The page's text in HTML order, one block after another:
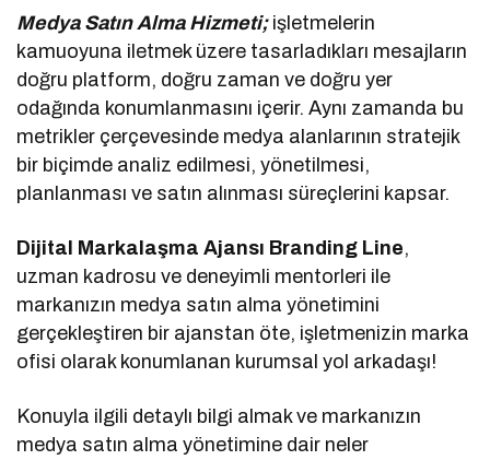
Medya Satın Alma Hizmeti;işletmelerin
kamuoyuna iletmek üzere tasarladıkları mesajların
doğru platform, doğru zaman ve doğru yer
odağında konumlanmasını içerir. Aynı zamanda bu
metrikler çerçevesinde medya alanlarının stratejik
bir biçimde analiz edilmesi, yönetilmesi,
planlanması ve satın alınması süreçlerini kapsar.
Dijital Markalaşma Ajansı Branding Line,
uzman kadrosu ve deneyimli mentorleri ile
markanızın medya satın alma yönetimini
gerçekleştiren bir ajanstan öte, işletmenizin marka
ofisi olarak konumlanan kurumsal yol arkadaşı!
Konuyla ilgili detaylı bilgi almak ve markanızın
medya satın alma yönetimine dair neler